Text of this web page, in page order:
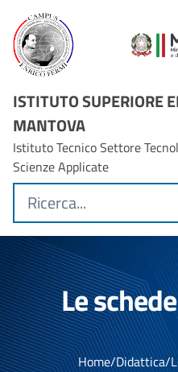
ISTITUTO SUPERIORE
MANTOVA
Istituto Tecnico Settore
Scienze Applicate
Le
Home/Didattica/